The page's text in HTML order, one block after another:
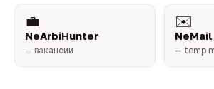
💼
NeArbiHunter
— вакансии
✉️
NeMail
— temp